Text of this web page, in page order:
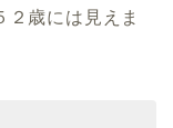
２歳には見えま